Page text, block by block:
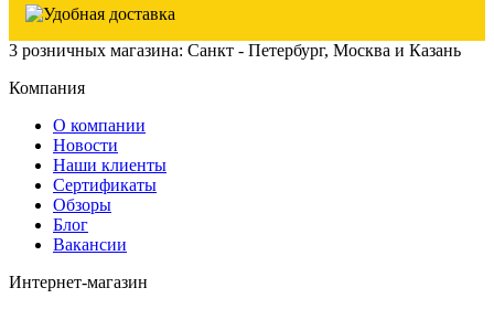
3 розничных магазина: Санкт - Петербург, Москва и Казань
Компания
О компании
Новости
Наши клиенты
Сертификаты
Обзоры
Блог
Вакансии
Интернет-магазин